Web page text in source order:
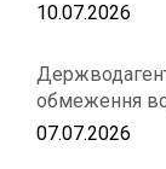
10.07.2026
обмеження
07.07.2026